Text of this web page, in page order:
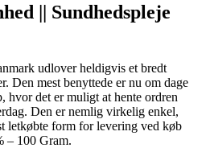
|| Sundhedspleje
udlover heldigvis et bredt
Den mest benyttede er nu om dage
hvor det er muligt at hente ordren
Den er nemlig virkelig enkel,
letkøbte form for levering ved køb
– 100 Gram.